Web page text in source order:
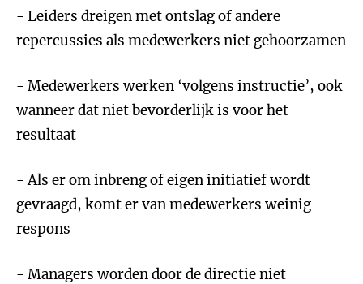
- Leiders dreigen met ontslag of andere
repercussies als medewerkers niet gehoorzamen
- Medewerkers werken ‘volgens instructie’, ook
wanneer dat niet bevorderlijk is voor het
resultaat
- Als er om inbreng of eigen initiatief wordt
gevraagd, komt er van medewerkers weinig
respons
- Managers worden door de directie niet